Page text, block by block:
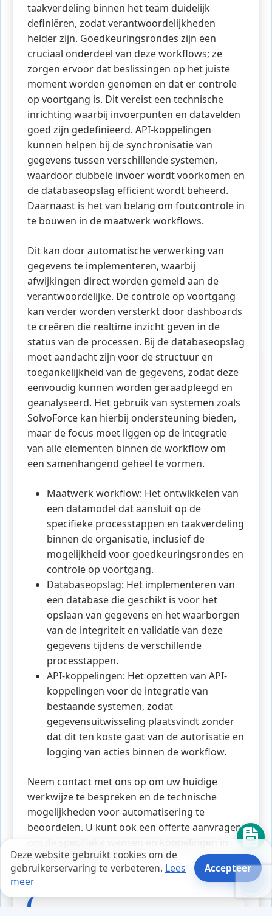
taakverdeling binnen het team duidelijk
definiëren, zodat verantwoordelijkheden
helder zijn. Goedkeuringsrondes zijn een
cruciaal onderdeel van deze workflows; ze
zorgen ervoor dat beslissingen op het juiste
moment worden genomen en dat er controle
op voortgang is. Dit vereist een technische
inrichting waarbij invoerpunten en datavelden
goed zijn gedefinieerd. API-koppelingen
kunnen helpen bij de synchronisatie van
gegevens tussen verschillende systemen,
waardoor dubbele invoer wordt voorkomen en
de databaseopslag efficiënt wordt beheerd.
Daarnaast is het van belang om foutcontrole in
te bouwen in de maatwerk workflows.
Dit kan door automatische verwerking van
gegevens te implementeren, waarbij
afwijkingen direct worden gemeld aan de
verantwoordelijke. De controle op voortgang
kan verder worden versterkt door dashboards
te creëren die realtime inzicht geven in de
status van de processen. Bij de databaseopslag
moet aandacht zijn voor de structuur en
toegankelijkheid van de gegevens, zodat deze
eenvoudig kunnen worden geraadpleegd en
geanalyseerd. Het gebruik van systemen zoals
SolvoForce kan hierbij ondersteuning bieden,
maar de focus moet liggen op de integratie
van alle elementen binnen de workflow om
een samenhangend geheel te vormen.
Maatwerk workflow: Het ontwikkelen van
een datamodel dat aansluit op de
specifieke processtappen en taakverdeling
binnen de organisatie, inclusief de
mogelijkheid voor goedkeuringsrondes en
controle op voortgang.
Databaseopslag: Het implementeren van
een database die geschikt is voor het
opslaan van gegevens en het waarborgen
van de integriteit en validatie van deze
gegevens tijdens de verschillende
processtappen.
API-koppelingen: Het opzetten van API-
koppelingen voor de integratie van
bestaande systemen, zodat
gegevensuitwisseling plaatsvindt zonder
dat dit ten koste gaat van de autorisatie en
logging van acties binnen de workflow.
Neem contact met ons op om uw huidige
werkwijze te bespreken en de technische
mogelijkheden voor automatisering te
beoordelen. U kunt ook een offerte aanvragen
om de specifieke wensen en koppelingen in
kaart te brengen.
Deze website gebruikt cookies om de
gebruikerservaring te verbeteren. Lees
meer
Accepteer